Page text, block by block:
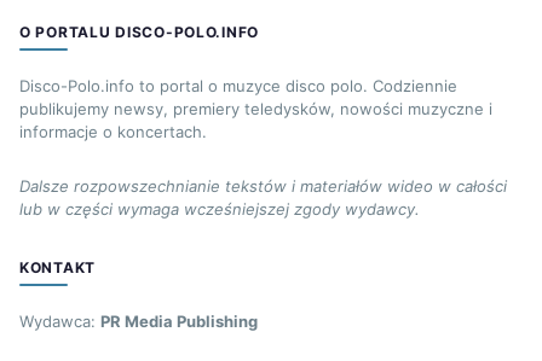
O PORTALU DISCO-POLO.INFO
Disco-Polo.info to portal o muzyce disco polo. Codziennie
publikujemy newsy, premiery teledysków, nowości muzyczne i
informacje o koncertach.
Dalsze rozpowszechnianie tekstów i materiałów wideo w całości
lub w części wymaga wcześniejszej zgody wydawcy.
KONTAKT
Wydawca: PR Media Publishing